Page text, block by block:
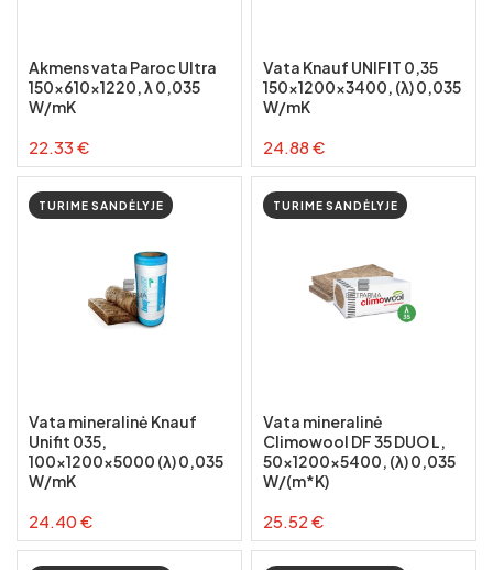
Akmens vata Paroc Ultra
150x610x1220, λ 0,035
W/mK
22.33 €
Vata Knauf UNIFIT 0,35
150x1200x3400, (λ) 0,035
W/mK
24.88 €
TURIME SANDĖLYJE
Vata mineralinė Knauf
Unifit 035,
100x1200x5000 (λ) 0,035
W/mK
24.40 €
TURIME SANDĖLYJE
Vata mineralinė
Climowool DF 35 DUO L,
50x1200x5400, (λ) 0,035
W/(m*K)
25.52 €